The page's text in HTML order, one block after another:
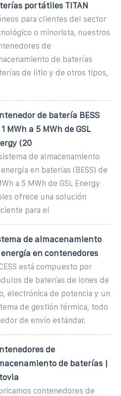
portátiles TITAN
para clientes del sector
o minorista, nuestros
de
de baterías
de litio y de otros tipos,
de batería BESS
MWh a 5 MWh de GSL
(20
de almacenamiento
en baterías (BESS) de
a 5 MWh de GSL Energy
ofrece una solución
para el
de almacenamiento
energía en contenedores
está compuesto por
de baterías de iones de
electrónica de potencia y un
de gestión térmica, todo
de envío estándar.
de
de baterías |
contenedores de